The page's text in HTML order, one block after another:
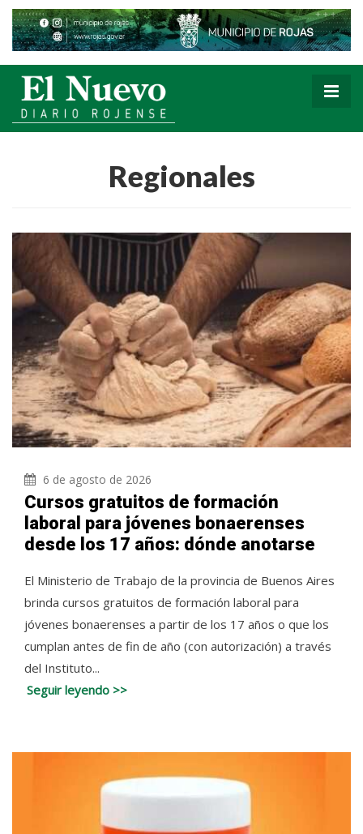
Regionales
6 de agosto de 2026
Cursos gratuitos de formación
laboral para jóvenes bonaerenses
desde los 17 años: dónde anotarse
El Ministerio de Trabajo de la provincia de Buenos Aires
brinda cursos gratuitos de formación laboral para
jóvenes bonaerenses a partir de los 17 años o que los
cumplan antes de fin de año (con autorización) a través
del Instituto...
Seguir leyendo >>